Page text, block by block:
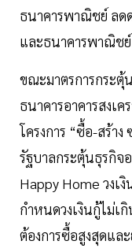
ธนาคารพาณิชย์ ลด
และธนาคารพาณิชย์
ขณะมาตรการกระตุ้
ธนาคารอาคารสงเ
โครงการ “ซื้อ-สร้า
รัฐบาลกระตุ้นธุรกิจ
Happy Home วงเ
กำหนดวงเงินกู้ไม่เ
ต้องการซื้อสูงสุดแล